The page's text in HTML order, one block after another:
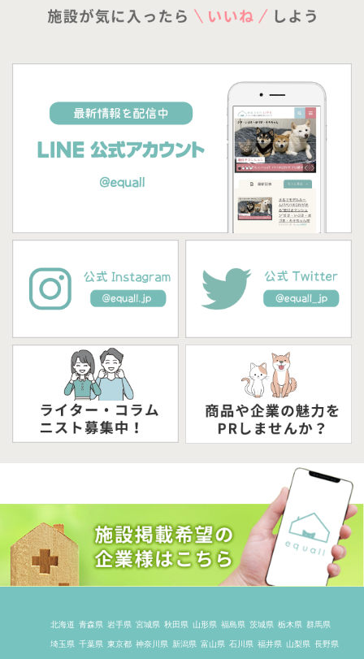
北海道 青森県 岩手県 宮城県 秋田県 山形県 福島県 茨城県 栃木県 群馬県
埼玉県 千葉県 東京都 神奈川県 新潟県 富山県 石川県 福井県 山梨県 長野県